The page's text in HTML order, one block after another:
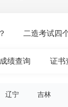
二造考试四个
成绩查询 证书
辽宁 吉林